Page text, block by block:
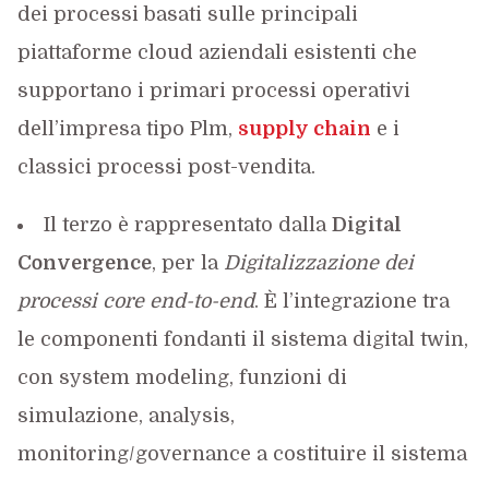
dei processi basati sulle principali
piattaforme cloud aziendali esistenti che
supportano i primari processi operativi
dell’impresa tipo Plm, supply chain e i
classici processi post-vendita.
Il terzo è rappresentato dalla Digital
Convergence, per la Digitalizzazione dei
processi core end-to-end. È l’integrazione tra
le componenti fondanti il sistema digital twin,
con system modeling, funzioni di
simulazione, analysis,
monitoring/governance a costituire il sistema